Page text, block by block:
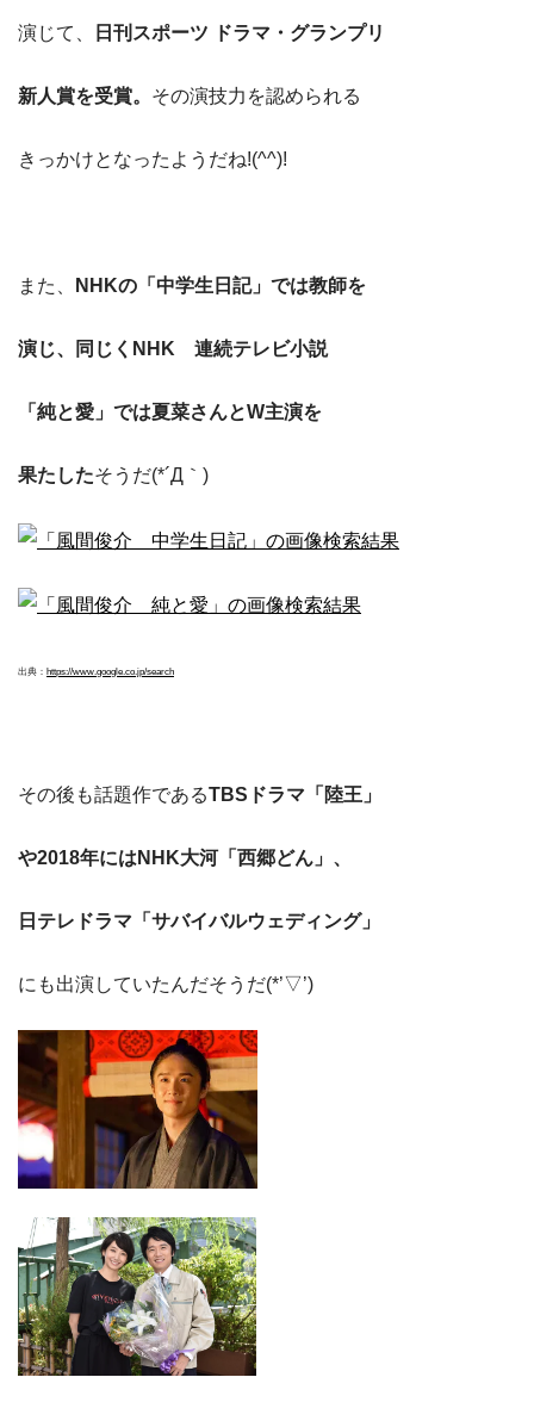
演じて、 日刊スポーツ ドラマ・グランプリ
新人賞を受賞。 その演技力を認められる
きっかけとなったようだね!(^^)!
また、 NHKの「中学生日記」では教師を
演じ、同じくNHK 連続テレビ小説
「純と愛」では夏菜さんとW主演を
果たしたそうだ(*´Д｀)
出典： https://www.google.co.jp/search
その後も話題作であるTBSドラマ「陸王」
や2018年にはNHK大河「西郷どん」、
日テレドラマ「サバイバルウェディング」
にも出演していたんだそうだ(*’▽’)